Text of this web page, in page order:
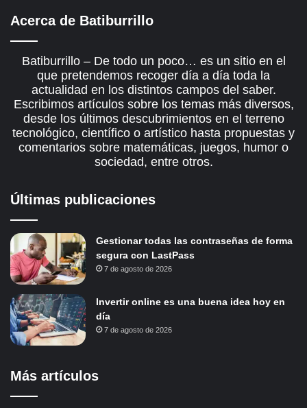
Acerca de Batiburrillo
Batiburrillo – De todo un poco… es un sitio en el
que pretendemos recoger día a día toda la
actualidad en los distintos campos del saber.
Escribimos artículos sobre los temas más diversos,
desde los últimos descubrimientos en el terreno
tecnológico, científico o artístico hasta propuestas y
comentarios sobre matemáticas, juegos, humor o
sociedad, entre otros.
Últimas publicaciones
Gestionar todas las contraseñas de forma
segura con LastPass
7 de agosto de 2026
Invertir online es una buena idea hoy en
día
7 de agosto de 2026
Más artículos